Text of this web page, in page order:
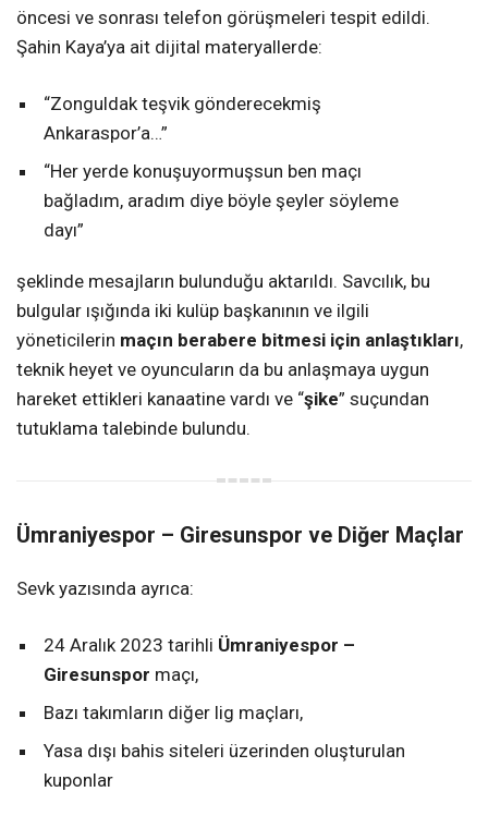
öncesi ve sonrası telefon görüşmeleri tespit edildi.
Şahin Kaya’ya ait dijital materyallerde:
“Zonguldak teşvik gönderecekmiş
Ankaraspor’a…”
“Her yerde konuşuyormuşsun ben maçı
bağladım, aradım diye böyle şeyler söyleme
dayı”
şeklinde mesajların bulunduğu aktarıldı. Savcılık, bu
bulgular ışığında iki kulüp başkanının ve ilgili
yöneticilerin maçın berabere bitmesi için anlaştıkları,
teknik heyet ve oyuncuların da bu anlaşmaya uygun
hareket ettikleri kanaatine vardı ve “şike” suçundan
tutuklama talebinde bulundu.
Ümraniyespor – Giresunspor ve Diğer Maçlar
Sevk yazısında ayrıca:
24 Aralık 2023 tarihli Ümraniyespor –
Giresunspor maçı,
Bazı takımların diğer lig maçları,
Yasa dışı bahis siteleri üzerinden oluşturulan
kuponlar